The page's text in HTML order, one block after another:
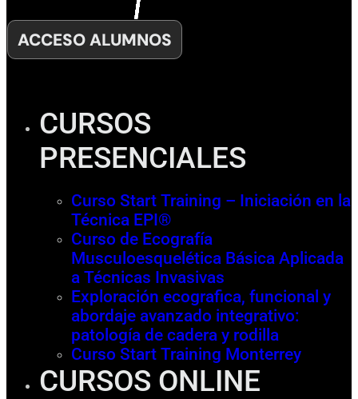
ACCESO ALUMNOS
CURSOS
PRESENCIALES
Curso Start Training – Iniciación en la
Técnica EPI®
Curso de Ecografía
Musculoesquelética Básica Aplicada
a Técnicas Invasivas
Exploración ecografica, funcional y
abordaje avanzado integrativo:
patología de cadera y rodilla
Curso Start Training Monterrey
CURSOS ONLINE